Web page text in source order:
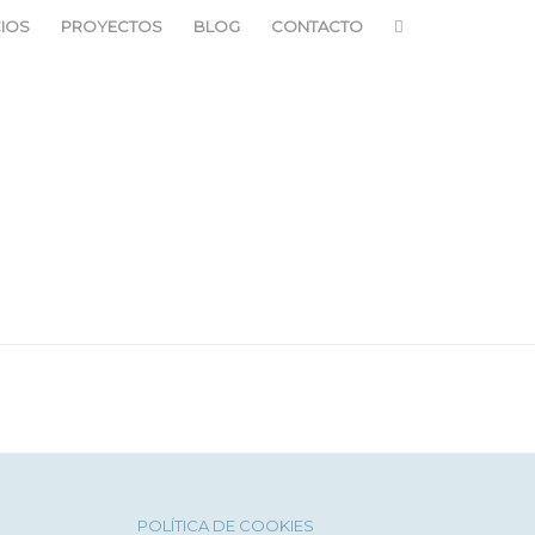
PROYECTOS BLOG CONTACTO
POLÍTICA DE COOKIES